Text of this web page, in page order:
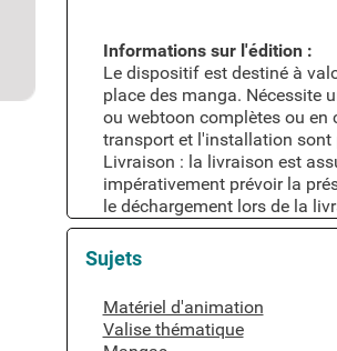
Informations sur l'édition :
Le dispositif est destiné à
place des manga. Nécessite
ou webtoon complètes ou en
transport et l'installation sont
Livraison : la livraison est
impérativement prévoir la
le déchargement lors de la
Sujets
A pour sujet
Matériel d'animation
Valise thématique